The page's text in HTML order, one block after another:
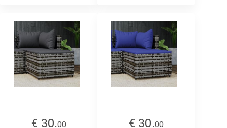
€ 30.00
€ 30.00